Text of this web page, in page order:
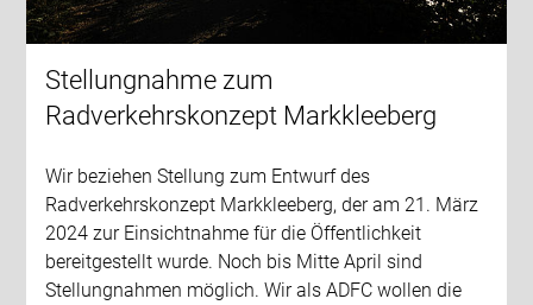
Stellungnahme zum
Radverkehrskonzept Markkleeberg
Wir beziehen Stellung zum Entwurf des
Radverkehrskonzept Markkleeberg, der am 21. März
2024 zur Einsichtnahme für die Öffentlichkeit
bereitgestellt wurde. Noch bis Mitte April sind
Stellungnahmen möglich. Wir als ADFC wollen die